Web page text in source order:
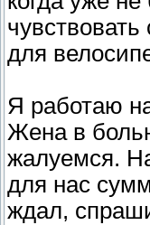
для
Я работаю
Жена в
жалуемся.
для нас
ждал,